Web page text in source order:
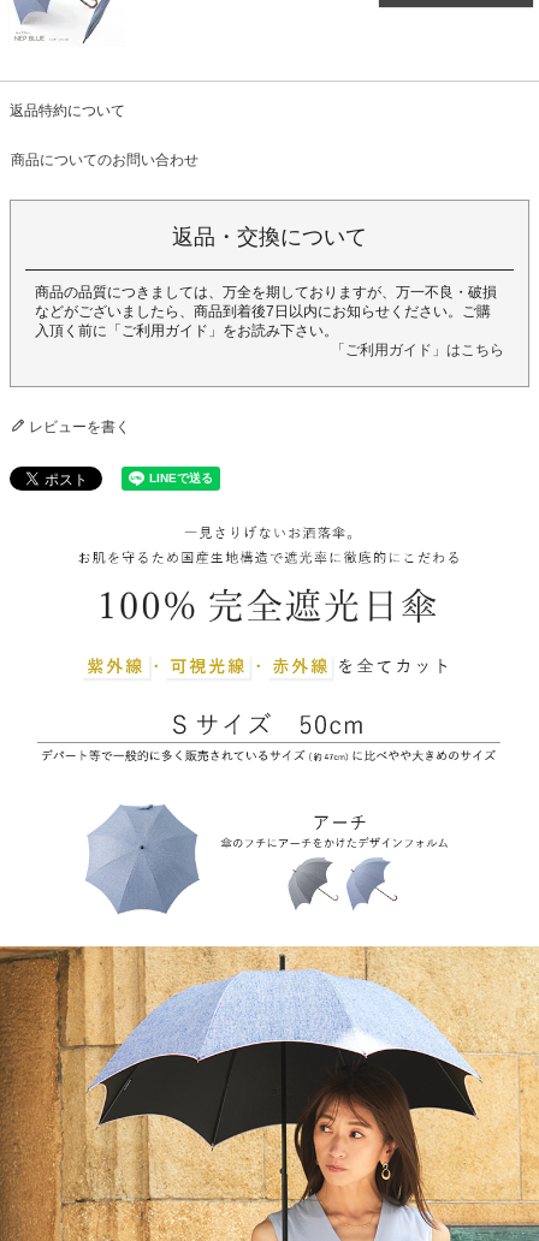
返品特約について
商品についてのお問い合わせ
返品・交換について
商品の品質につきましては、万全を期しておりますが、万一不良・破損
などがございましたら、商品到着後7日以内にお知らせください。ご購
入頂く前に「ご利用ガイド」をお読み下さい。
「ご利用ガイド」はこちら
レビューを書く